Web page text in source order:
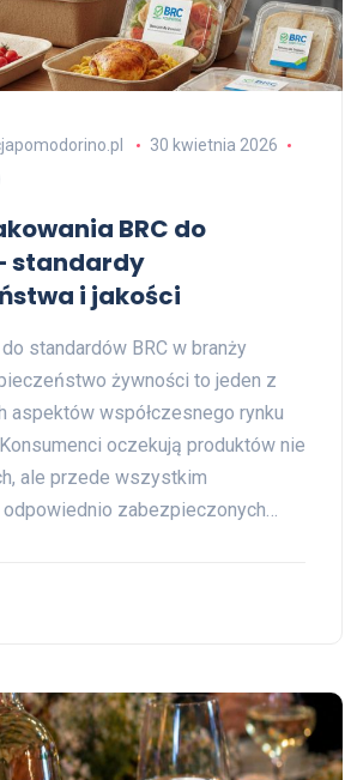
30 kwietnia 2026
BRC do
standardy
i jakości
standardów BRC w branży
żywności to jeden z
aspektów współczesnego rynku
oczekują produktów nie
ale przede wszystkim
zabezpieczonych…